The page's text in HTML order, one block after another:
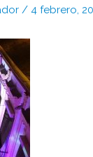
/4 febrero,